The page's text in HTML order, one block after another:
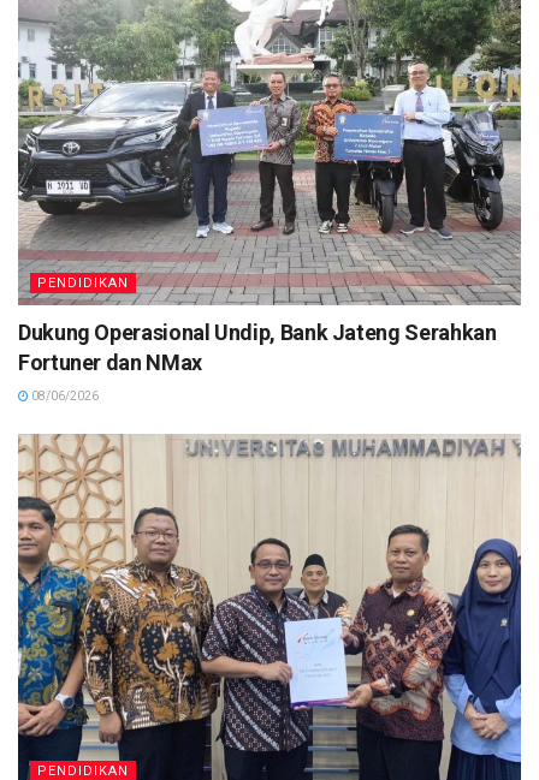
PENDIDIKAN
Dukung Operasional Undip, Bank Jateng Serahkan
Fortuner dan NMax
08/06/2026
PENDIDIKAN